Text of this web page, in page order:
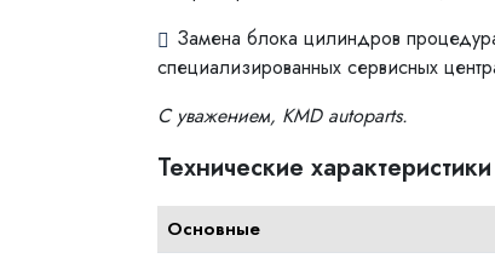
Замена блока цилиндров
специализированных сервисных
С уважением, KMD autoparts.
Технические характеристики
Основные